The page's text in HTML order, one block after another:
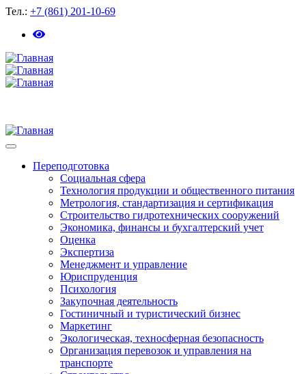
Тел.: +7 (861) 201-10-69
Toggle
navigationПереподготовка
Социальная сфера
Технология продукции и общественного питания
Метрология, стандартизация и сертификация
Строительство гидротехнических сооружений
Экономика, финансы и бухгалтерский учет
Оценка
Экспертиза
Менеджмент и управление
Юриспруденция
Психология
Закупочная деятельность
Гостиничный и туристический бизнес
Маркетинг
Экологическая, техносферная безопасность
Организация перевозок и управления на
транспорте